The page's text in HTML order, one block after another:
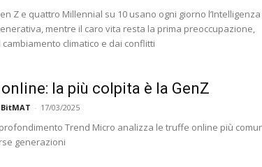
Z e quattro Millennial su 10 usano ogni giorno l’Intelligenza
mentre il caro vita resta la prima preoccupazione,
climatico e dai conflitti
la più colpita è la GenZ
- 17/03/2025
Trend Micro analizza le truffe online più
generazioni